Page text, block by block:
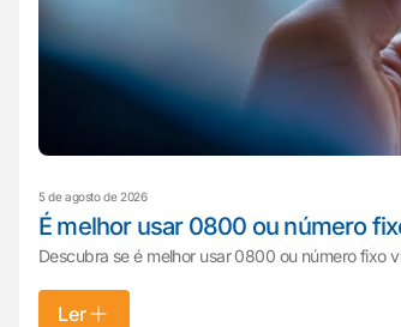
5 de agosto de 2026
É melhor usar 0800 ou número
Descubra se é melhor usar 0800 ou número fixo
Ler